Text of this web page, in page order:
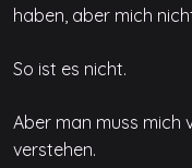
haben, aber mich
So ist es nicht.
Aber man muss mich
verstehen.